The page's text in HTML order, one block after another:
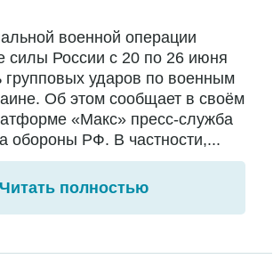
военной операции
силы России с 20 по 26 июня
групповых ударов по военным
Об этом сообщает в своём
«Макс» пресс-служба
обороны РФ. В частности,...
Читать полностью